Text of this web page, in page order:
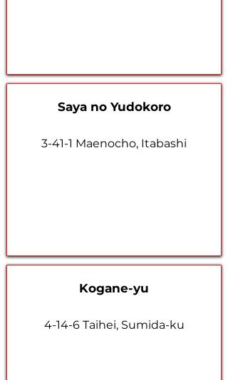
Saya no Yudokoro
3-41-1 Maenocho, Itabashi
Kogane-yu
4-14-6 Taihei, Sumida-ku